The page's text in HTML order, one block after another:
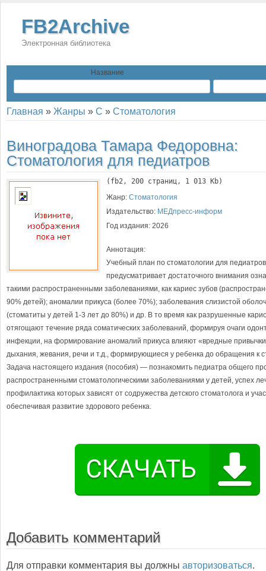
FB2Archive
Электронная библиотека
Название
Главная » Жанры » С » Стоматология
Виноградова Тамара Федоровна:
Стоматология для педиатров
( fb2, 200 страниц, 1 013 Kb)
Жанр: Стоматология
Издательство: МЕДпресс-информ
Год издания: 2026
Аннотация:
Учебный план по стоматологии для
предусматривает достаточного внимания
такими распространенными заболеваниями, как кариес зубов
90% детей); аномалии прикуса (более 70%); заболевания слизистой
(стоматиты у детей 1-3 лет до 80%) и др. В то время как разрушенные
отягощают течение ряда соматических заболеваний, формируя очаги
инфекции, на формирование аномалий прикуса влияют «вредные
дыхания, жевания, речи и т.д., формирующиеся у ребенка до обращения к
Задача настоящего издания (пособия) — познакомить педиатра общего
распространенными стоматологическими заболеваниями у детей, успех
профилактика которых зависят от содружества детского стоматолога и
обеспечивая развитие здорового ребенка.
Добавить комментарий
Для отправки комментария вы должны авторизоваться.